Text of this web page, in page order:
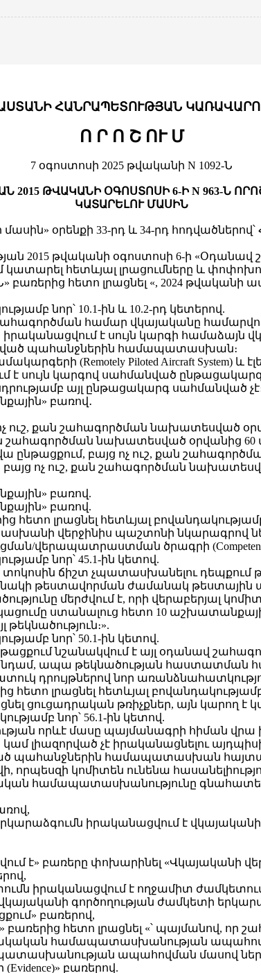
ՀԱՆՐԱՊԵՏՈՒԹՅԱՆ
Ո Ր Ո Շ ՈՒ Մ
7 օգոստոսի 2025 թվականի N 1092-Ն
ԹՎԱԿԱՆԻ ՕԳՈՍՏՈՍԻ 6-Ի N 963-Ն
ԿԱՏԱՐԵԼՈՒ ՄԱՍԻՆ
օրենքի 33-րդ և 34-րդ
2015 թվականի օգոստոսի 6-ի «Օդանավ
հետևյալ լրացումները և
բառերից հետո լրացնել «, 2024 թվականի
նոր՝ 10.1-ին և 10.2-րդ կետերով.
համար վկայականը
է սույն կարգի համաձայն
պահանջներին համապատասխան։
(Remotely Piloted Aircraft System)
է սույն կարգով սահմանված
այլ ընթացակարգ սահմանված
բառով․
ուշ, քան շահագործման նախատեսված
շահագործման նախատեսված օրվանից
ընթացքում, բայց ոչ ուշ, քան
ոչ ուշ, քան շահագործման
բառով.
բառով.
հետո լրացնել հետևյալ
վերջինիս պաշտոնի նկարագրով
վերապատրաստման ծրագրի (Competency-
նոր՝ 45.1-ին կետով.
տոկոսին ճիշտ չպատասխանելու
թեստավորման ժամանակ թեստային
մերժվում է, որի վերաբերյալ
ստանալուց հետո 10
նոր՝ 50.1-ին կետով.
նշանակվում է այլ օդանավ
ապա թեկնածության հաստատման
դրույթներով նոր
հետո լրացնել հետևյալ
ցուցադրական թռիչքներ, այն կարող է
նոր՝ 56.1-ին կետով.
որևէ մասը պայմանագրի հիման վրա
լիազորված չէ իրականացնելու
պահանջներին համապատասխան
կոմիտեն ունենա
համապատասխանությունը
իրականացվում է
է» բառերը փոխարինել «Վկայականի
իրականացվում է ողջամիտ
գործողության ժամկետի
բառերով,
հետո լրացնել «՝ պայմանով, որ
համապատասխանության
ապահովման մասով ներքին
բառերով.